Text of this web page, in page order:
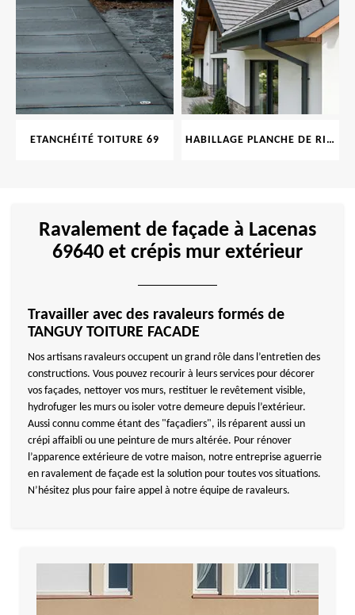
ETANCHÉITÉ TOITURE 69 HABILLAGE PLANCHE DE RIVE 69
Ravalement de façade à Lacenas
69640 et crépis mur extérieur
Travailler avec des ravaleurs formés de
TANGUY TOITURE FACADE
Nos artisans ravaleurs occupent un grand rôle dans l’entretien des
constructions. Vous pouvez recourir à leurs services pour décorer
vos façades, nettoyer vos murs, restituer le revêtement visible,
hydrofuger les murs ou isoler votre demeure depuis l’extérieur.
Aussi connu comme étant des "façadiers", ils réparent aussi un
crépi affaibli ou une peinture de murs altérée. Pour rénover
l’apparence extérieure de votre maison, notre entreprise aguerrie
en ravalement de façade est la solution pour toutes vos situations.
N’hésitez plus pour faire appel à notre équipe de ravaleurs.